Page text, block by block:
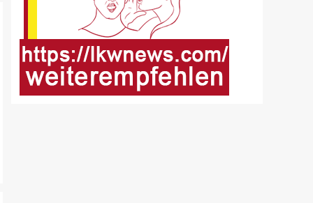
FUHRPARK-UNTERNEHMENS-NEWS
Sattelauflieger im
Kundeneinsatz beim Bau
mobiler Strassen